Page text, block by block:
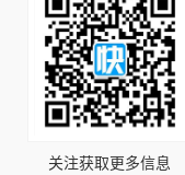
关注获取更多信息